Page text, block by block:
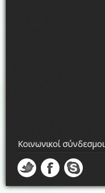
Κοινωνικοί σύνδεσμοι